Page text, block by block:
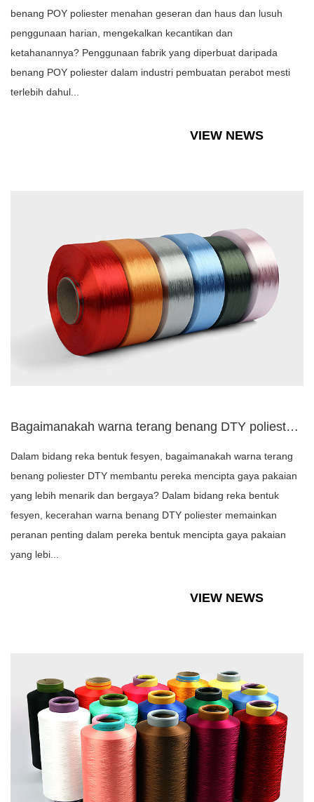
benang POY poliester menahan geseran dan haus dan lusuh
penggunaan harian, mengekalkan kecantikan dan
ketahanannya? Penggunaan fabrik yang diperbuat daripada
benang POY poliester dalam industri pembuatan perabot mesti
terlebih dahul...
VIEW NEWS
Bagaimanakah warna terang benang DTY poliester boleh membant...
Dalam bidang reka bentuk fesyen, bagaimanakah warna terang
benang poliester DTY membantu pereka mencipta gaya pakaian
yang lebih menarik dan bergaya? Dalam bidang reka bentuk
fesyen, kecerahan warna benang DTY poliester memainkan
peranan penting dalam pereka bentuk mencipta gaya pakaian
yang lebi...
VIEW NEWS